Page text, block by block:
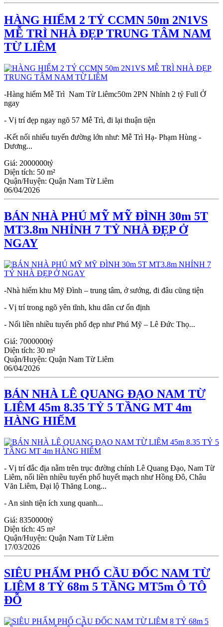
HÀNG HIỂM 2 TỶ CCMN 50m 2N1VS
MỄ TRÌ NHÀ ĐẸP TRUNG TÂM NAM
TỪ LIÊM
-Hàng hiếm Mễ Trì Nam Từ Liêmc50m 2PN Nhỉnh 2 tỷ Full Ở
ngay
- Vị trí đẹp ngay ngõ 57 Mễ Trì, đi lại thuận tiện
-Kết nối nhiểu tuyến đường lớn như: Mễ Trì Hạ- Phạm Hùng -
Dương...
Giá: 2000000tỷ
Diện tích: 50 m²
Quận/Huyện: Quận Nam Từ Liêm
06/04/2026
BÁN NHÀ PHÚ MỸ MỸ ĐÌNH 30m 5T
MT3.8m NHỈNH 7 TỶ NHÀ ĐẸP Ở
NGAY
-Nhà hiếm khu Mỹ Đình – trung tâm, ở sướng, đi đâu cũng tiện
- Vị trí trong ngõ yên tĩnh, khu dân cư ổn định
- Nối liền nhiều tuyến phố đẹp như Phú Mỹ – Lê Đức Thọ...
Giá: 7000000tỷ
Diện tích: 30 m²
Quận/Huyện: Quận Nam Từ Liêm
06/04/2026
BÁN NHÀ LÊ QUANG ĐẠO NAM TỪ
LIÊM 45m 8.35 TỶ 5 TẦNG MT 4m
HÀNG HIẾM
- Vị trí đắc địa nằm trên trục đường chính Lê Quang Đạo, Nam Từ
Liêm, nối liền nhiều tuyến phố huyết mạch như Hồng Đô, Châu
Văn Liêm, Đại lộ Thăng Long...
- An sinh tiện ích xung quanh...
Giá: 8350000tỷ
Diện tích: 45 m²
Quận/Huyện: Quận Nam Từ Liêm
17/03/2026
SIÊU PHẨM PHỐ CẦU ĐỐC NAM TỪ
LIÊM 8 TỶ 68m 5 TẦNG MT5m Ô TÔ
ĐỖ